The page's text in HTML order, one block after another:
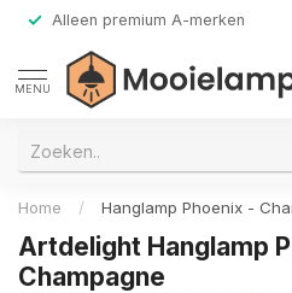
Alleen premium A-merken
MENU
Home / Hanglamp Phoenix -
Artdelight Hanglamp
Champagne